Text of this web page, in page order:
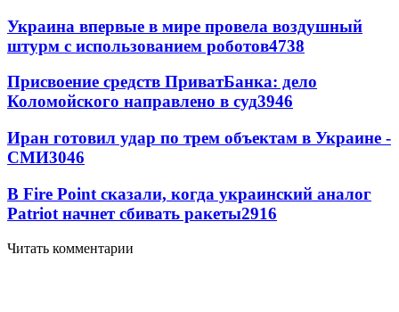
Украина впервые в мире провела воздушный
штурм с использованием роботов4738
Присвоение средств ПриватБанка: дело
Коломойского направлено в суд3946
Иран готовил удар по трем объектам в Украине -
СМИ3046
В Fire Point сказали, когда украинский аналог
Patriot начнет сбивать ракеты2916
Читать комментарии